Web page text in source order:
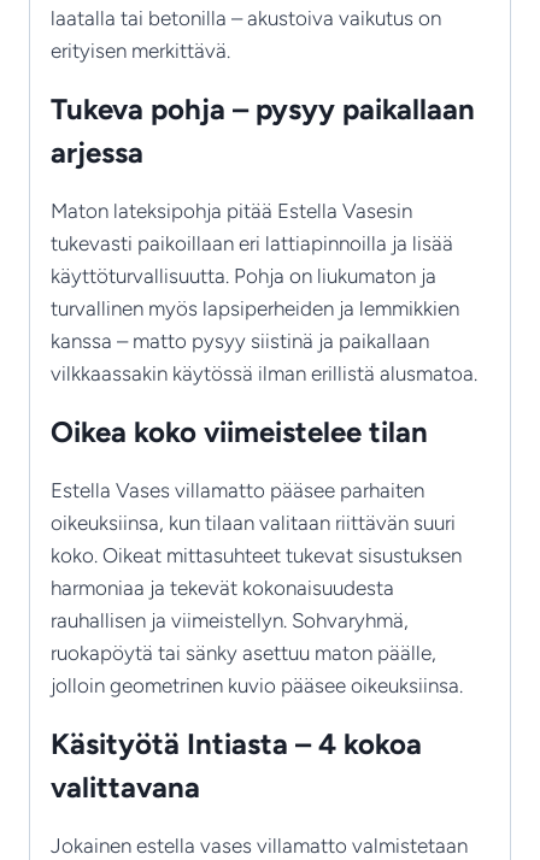
laatalla tai betonilla – akustoiva vaikutus on
erityisen merkittävä.
Tukeva pohja – pysyy paikallaan
arjessa
Maton lateksipohja pitää Estella Vasesin
tukevasti paikoillaan eri lattiapinnoilla ja lisää
käyttöturvallisuutta. Pohja on liukumaton ja
turvallinen myös lapsiperheiden ja lemmikkien
kanssa – matto pysyy siistinä ja paikallaan
vilkkaassakin käytössä ilman erillistä alusmatoa.
Oikea koko viimeistelee tilan
Estella Vases villamatto pääsee parhaiten
oikeuksiinsa, kun tilaan valitaan riittävän suuri
koko. Oikeat mittasuhteet tukevat sisustuksen
harmoniaa ja tekevät kokonaisuudesta
rauhallisen ja viimeistellyn. Sohvaryhmä,
ruokapöytä tai sänky asettuu maton päälle,
jolloin geometrinen kuvio pääsee oikeuksiinsa.
Käsityötä Intiasta – 4 kokoa
valittavana
Jokainen estella vases villamatto valmistetaan